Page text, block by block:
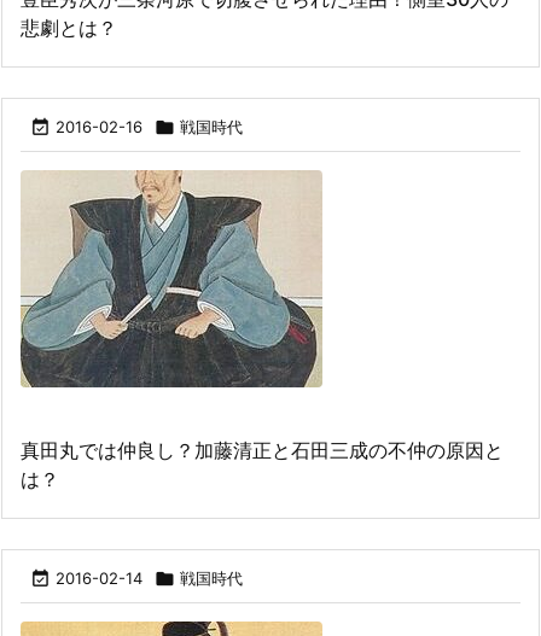
悲劇とは？
 2016-02-16  戦国時代
真田丸では仲良し？加藤清正と石田三成の不仲の原因と
は？
 2016-02-14  戦国時代